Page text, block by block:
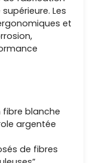
Les
et
fibre blanche
argentée
de fibres